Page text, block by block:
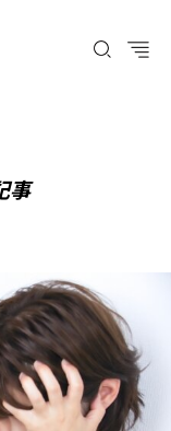
ガジン 広島、福山での婚活恋
事